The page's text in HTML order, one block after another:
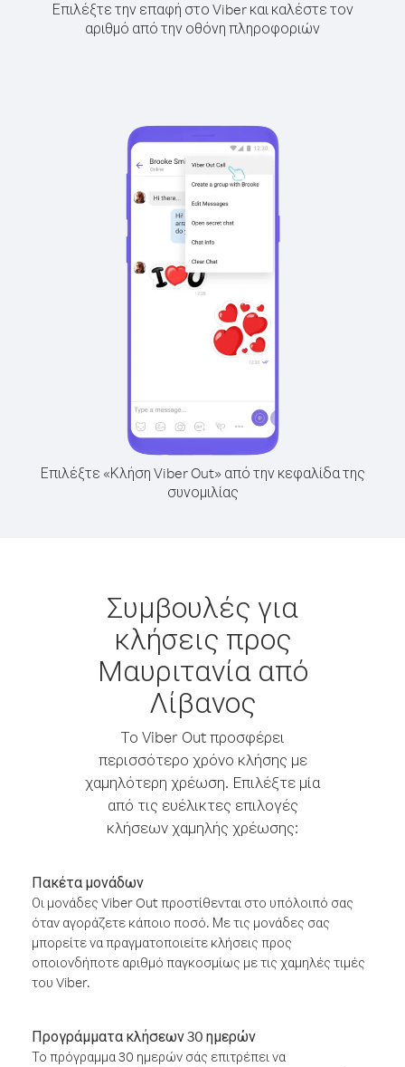
Επιλέξτε την επαφή στο Viber και καλέστε τον
αριθμό από την οθόνη πληροφοριών
Επιλέξτε «Κλήση Viber Out» από την κεφαλίδα της
συνομιλίας
Συμβουλές για
κλήσεις προς
Μαυριτανία από
Λίβανος
Το Viber Out προσφέρει
περισσότερο χρόνο κλήσης με
χαμηλότερη χρέωση. Επιλέξτε μία
από τις ευέλικτες επιλογές
κλήσεων χαμηλής χρέωσης:
Πακέτα μονάδων
Οι μονάδες Viber Out προστίθενται στο υπόλοιπό σας
όταν αγοράζετε κάποιο ποσό. Με τις μονάδες σας
μπορείτε να πραγματοποιείτε κλήσεις προς
οποιονδήποτε αριθμό παγκοσμίως με τις χαμηλές τιμές
του Viber.
Προγράμματα κλήσεων 30 ημερών
Το πρόγραμμα 30 ημερών σάς επιτρέπει να